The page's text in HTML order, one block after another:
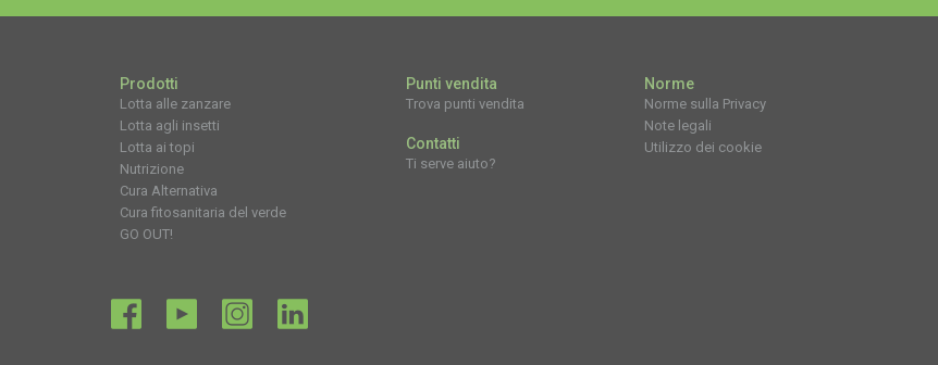
Prodotti
Lotta alle zanzare
Lotta agli insetti
Lotta ai topi
Nutrizione
Cura Alternativa
Cura fitosanitaria del verde
GO OUT!
Punti vendita
Trova punti vendita
Contatti
Ti serve aiuto?
Norme
Norme sulla Privacy
Note legali
Utilizzo dei cookie